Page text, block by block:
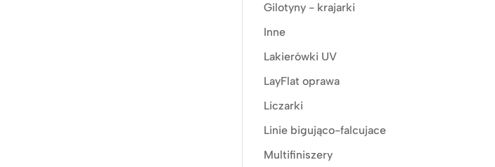
Gilotyny - krajarki
Inne
Lakierówki UV
LayFlat oprawa
Liczarki
Linie bigująco-falcujace
Multifiniszery